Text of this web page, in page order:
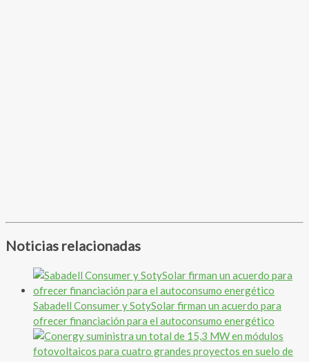
Noticias relacionadas
Sabadell Consumer y SotySolar firman un acuerdo para
ofrecer financiación para el autoconsumo energético